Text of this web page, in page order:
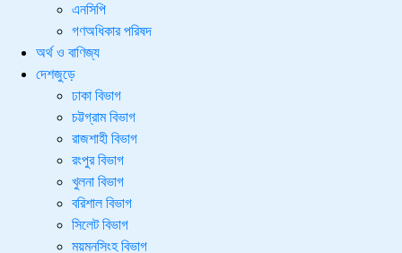
এনসিপি
গণঅধিকার পরিষদ
অর্থ ও বাণিজ্য
দেশজুড়ে
ঢাকা বিভাগ
চট্টগ্রাম বিভাগ
রাজশাহী বিভাগ
রংপুর বিভাগ
খুলনা বিভাগ
বরিশাল বিভাগ
সিলেট বিভাগ
ময়মনসিংহ বিভাগ